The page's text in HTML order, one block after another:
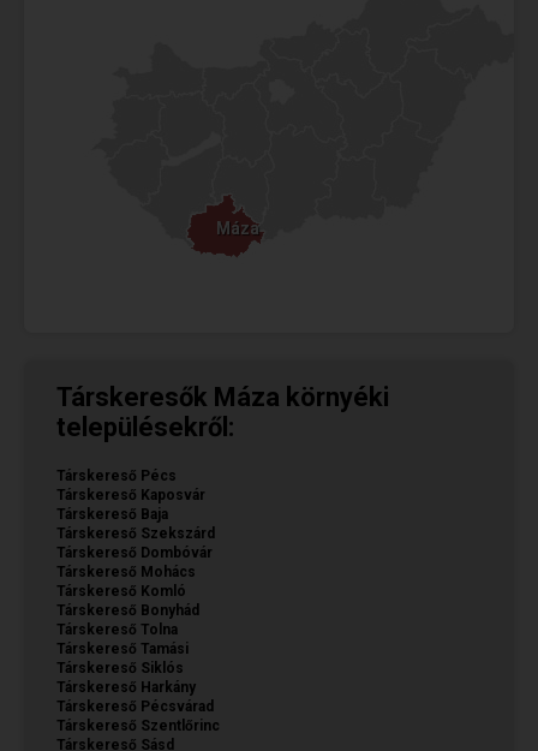
Máza
Máza
Társkeresők Máza környéki
településekről:
Társkereső Pécs
Társkereső Kaposvár
Társkereső Baja
Társkereső Szekszárd
Társkereső Dombóvár
Társkereső Mohács
Társkereső Komló
Társkereső Bonyhád
Társkereső Tolna
Társkereső Tamási
Társkereső Siklós
Társkereső Harkány
Társkereső Pécsvárad
Társkereső Szentlőrinc
Társkereső Sásd